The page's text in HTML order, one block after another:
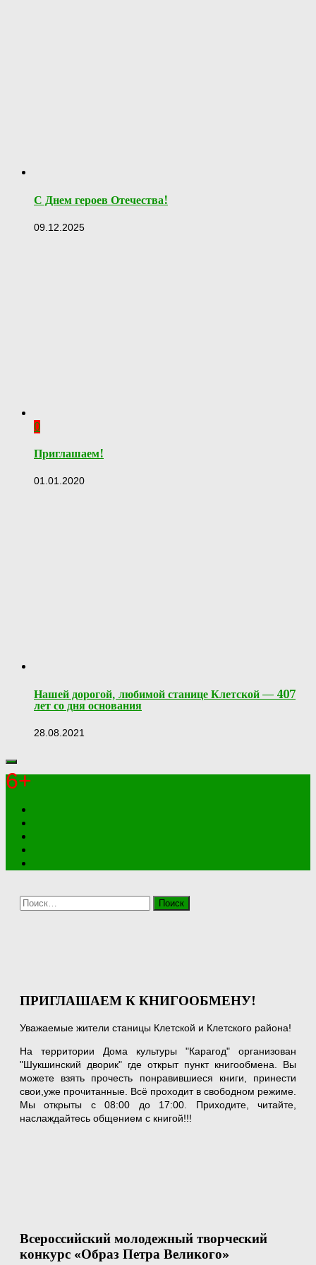
С Днем героев Отечества!
09.12.2025
0
Приглашаем!
01.01.2020
Нашей дорогой, любимой станице Клетской — 407
лет со дня основания
28.08.2021
6+
Найти:
ПРИГЛАШАЕМ К КНИГООБМЕНУ!
Уважаемые жители станицы Клетской и Клетского района!
На территории Дома культуры "Карагод" организован
"Шукшинский дворик" где открыт пункт книгообмена. Вы
можете взять прочесть понравившиеся книги, принести
свои,уже прочитанные. Всё проходит в свободном режиме.
Мы открыты с 08:00 до 17:00. Приходите, читайте,
наслаждайтесь общением с книгой!!!
Всероссийский молодежный творческий
конкурс «Образ Петра Великого»